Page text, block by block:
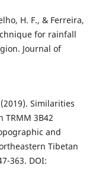
H. F., & Ferreira,
for rainfall
Journal of
Similarities
TRMM 3B42
and
Tibetan
363. DOI: